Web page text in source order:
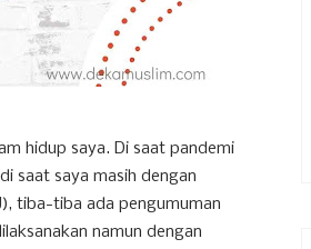
hidup saya. Di saat pandemi
saat saya masih dengan
tiba-tiba ada pengumuman
namun dengan